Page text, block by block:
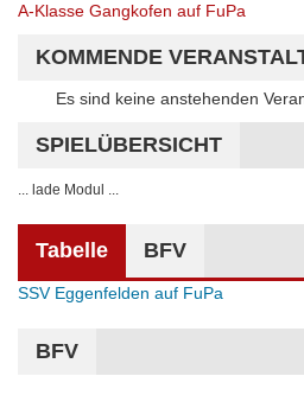
A-Klasse Gangkofen auf FuPa
KOMMENDE
Es sind keine anstehenden
SPIELÜBERSICHT
... lade Modul ...
Tabelle BFV
SSV Eggenfelden auf FuPa
BFV